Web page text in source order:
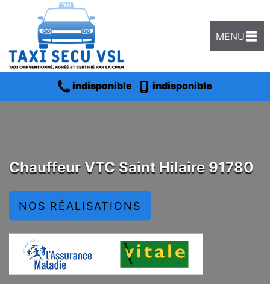
MENU
indisponible indisponible
Chauffeur VTC Saint Hilaire 91780
NOS RÉALISATIONS